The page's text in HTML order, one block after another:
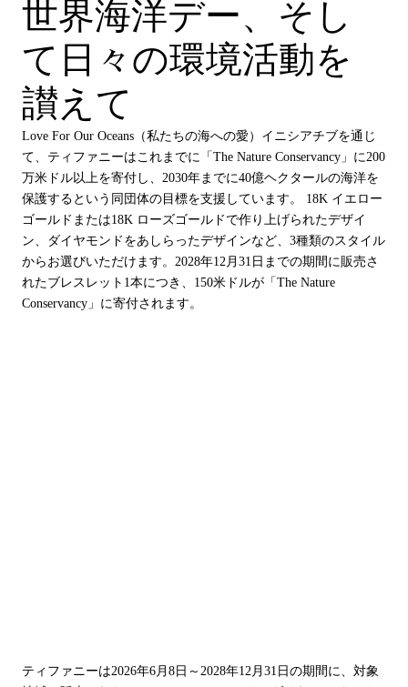
世界海洋デー、そし
て日々の環境活動を
讃えて
Love For Our Oceans（私たちの海への愛）イニシアチブを通じ
て、ティファニーはこれまでに「The Nature Conservancy」に200
万米ドル以上を寄付し、2030年までに40億ヘクタールの海洋を
保護するという同団体の目標を支援しています。 18K イエロー
ゴールドまたは18K ローズゴールドで作り上げられたデザイ
ン、ダイヤモンドをあしらったデザインなど、3種類のスタイル
からお選びいただけます。2028年12月31日までの期間に販売さ
れたブレスレット1本につき、150米ドルが「The Nature
Conservancy」に寄付されます。
ティファニーは2026年6月8日～2028年12月31日の期間に、対象